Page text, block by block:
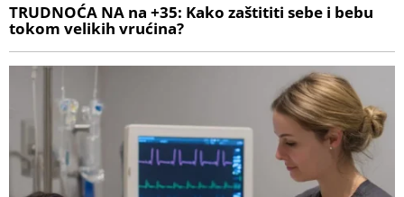
TRUDNOĆA NA na +35: Kako zaštititi sebe i bebu
tokom velikih vrućina?